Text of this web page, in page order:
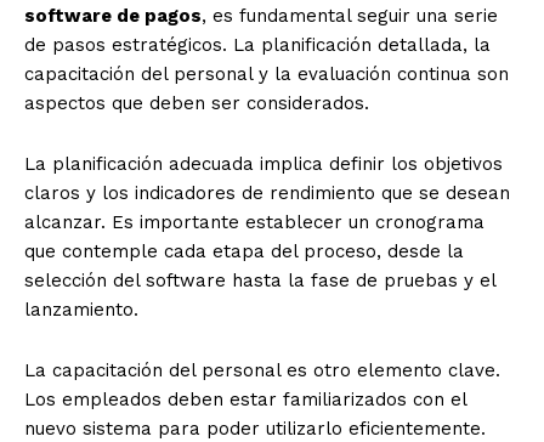
software de pagos, es fundamental seguir una serie
de pasos estratégicos. La planificación detallada, la
capacitación del personal y la evaluación continua son
aspectos que deben ser considerados.
La planificación adecuada implica definir los objetivos
claros y los indicadores de rendimiento que se desean
alcanzar. Es importante establecer un cronograma
que contemple cada etapa del proceso, desde la
selección del software hasta la fase de pruebas y el
lanzamiento.
La capacitación del personal es otro elemento clave.
Los empleados deben estar familiarizados con el
nuevo sistema para poder utilizarlo eficientemente.